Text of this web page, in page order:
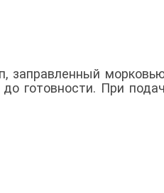
заправленный
готовности. При